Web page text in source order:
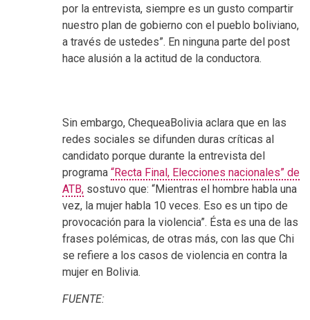
por la entrevista, siempre es un gusto compartir
nuestro plan de gobierno con el pueblo boliviano,
a través de ustedes”. En ninguna parte del post
hace alusión a la actitud de la conductora.
Sin embargo, ChequeaBolivia aclara que en las
redes sociales se difunden duras críticas al
candidato porque durante la entrevista del
programa “Recta Final, Elecciones nacionales” de
ATB, sostuvo que: “Mientras el hombre habla una
vez, la mujer habla 10 veces. Eso es un tipo de
provocación para la violencia”. Ésta es una de las
frases polémicas, de otras más, con las que Chi
se refiere a los casos de violencia en contra la
mujer en Bolivia.
FUENTE: